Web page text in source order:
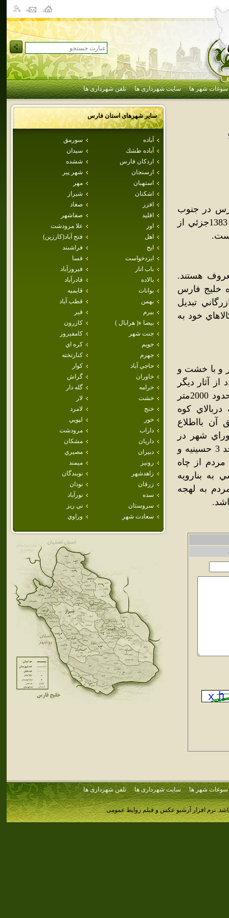
سوغات شهر ها سایت شهرداری ها تلفن شهرداری ها
سایر شهرهای استانفارس
آباده
سورمق
آباده طشك
سيدان
اردكان فارس
ششده
ارسنجان
شهر پير
استهبان
مهر
اشكنان
شيراز
افزر
صغاد
اقليد
صفاشهر
اوز
علا مرودشت
اهل
فتح آباد(كارزين)
ايج
فراشبند
ايزدخواست
فسا
باب انار
فيروزآباد
بالاده
قادرآباد
بوانات
قايميه
بهمن
قطب آباد
بيرم
قير
بيضا ء( هرابال )
كازرون
جنت شهر
كامفيروز
جويم
كره اي
جهرم
كنارتخته
حاجي آباد
كوار
خاوران
گراش
خرامه
گله دار
خشت
لار
خنج
لامرد
خور
لپويي
داراب
مرودشت
داريان
مشكان
دبيران
مصيري
رونيز
ميمند
زاهدشهر
نوبندگان
زرقان
نودان
سده
نورآباد
سروستان
ني ريز
سعادت شهر
وراوي
در جنوب
ايران. بنارويه در 18 کيلومتري بخش جويم واقع شده‌است، تاسال 1383جزئي از
معروف هستند.
خليج فارس
تبديل
خود به
خندق معروف که با ديوارهايي به ارتفاع 12 متر و با خشت و
آثار ديگر
شاه نشين نقاره خانه که بربالاي کوه شاه نشين که با ارتفاعي درحدود 2000متر
کوه
بااطلاع
شهر در
دست تعمير بوده واحتمالاً تبديل به بازار مرکزي گردد. تعداد 7 مسجد 3 حسينيه و
از چاه
بنارويه
به لهجه
سوغات شهر ها سایت شهرداری ها تلفن شهرداری ها
نرم افزار آرشیو عکس و فیلم روابط عمومی